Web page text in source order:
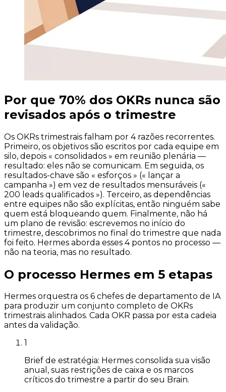
Por que 70% dos OKRs nunca são
revisados após o trimestre
Os OKRs trimestrais falham por 4 razões recorrentes.
Primeiro, os objetivos são escritos por cada equipe em
silo, depois « consolidados » em reunião plenária —
resultado: eles não se comunicam. Em seguida, os
resultados-chave são « esforços » (« lançar a
campanha ») em vez de resultados mensuráveis («
200 leads qualificados »). Terceiro, as dependências
entre equipes não são explícitas, então ninguém sabe
quem está bloqueando quem. Finalmente, não há
um plano de revisão: escrevemos no início do
trimestre, descobrimos no final do trimestre que nada
foi feito. Hermes aborda esses 4 pontos no processo —
não na teoria, mas no resultado.
O processo Hermes em 5 etapas
Hermes orquestra os 6 chefes de departamento de IA
para produzir um conjunto completo de OKRs
trimestrais alinhados. Cada OKR passa por esta cadeia
antes da validação.
1
Brief de estratégia: Hermes consolida sua visão
anual, suas restrições de caixa e os marcos
críticos do trimestre a partir do seu Brain.